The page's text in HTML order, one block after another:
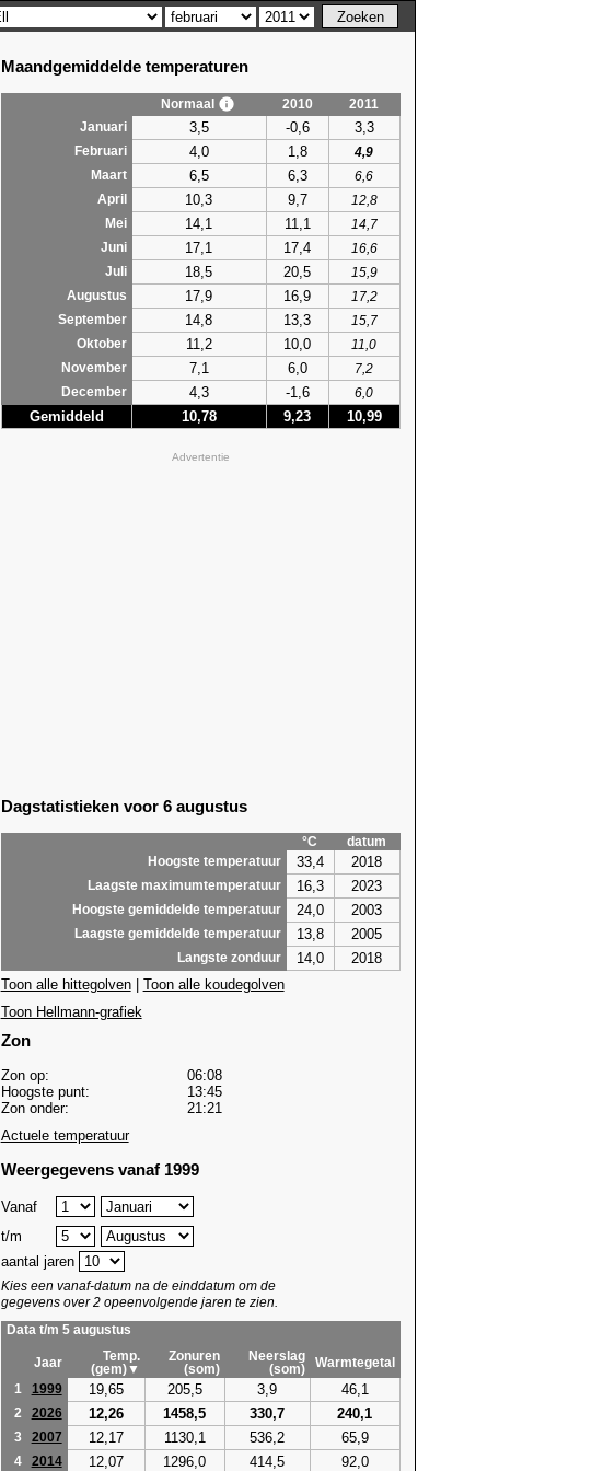
Maandgemiddelde temperaturen
Normaal 2010
2011
Januari
3,5 -0,6 3,3
Februari 4,0 1,8
4,9
Maart
6,5 6,3
6,6
April
10,3 9,7
12,8
Mei
14,1 11,1
14,7
Juni
17,1 17,4
16,6
Juli
18,5 20,5
15,9
Augustus
17,9 16,9
17,2
September
14,8 13,3
15,7
Oktober
11,2 10,0
11,0
November
7,1 6,0
7,2
December
4,3 -1,6 6,0
Gemiddeld 10,78 9,23 10,99
Advertentie
Dagstatistieken voor 6 augustus
°C
datum
Hoogste temperatuur
33,4 2018
Laagste maximumtemperatuur 16,3 2023
Hoogste gemiddelde temperatuur 24,0 2003
Laagste gemiddelde temperatuur 13,8 2005
Langste zonduur 14,0
2018
Toon alle hittegolven| Toon alle koudegolven
Toon Hellmann-grafiek
Zon
Zon op:
06:08
Hoogste punt:
13:45
Zon onder:
21:21
Actuele temperatuur
Weergegevens vanaf 1999
Vanaf
t/m
aantal jaren
Kies een vanaf-datum na de einddatum om de
gegevens over 2 opeenvolgende jaren te zien.
Data t/m 5 augustus
Jaar
Temp.
(gem)▼
Zonuren
(som)
Neerslag
(som)
Warmtegetal
1
1999 19,65 205,5 3,9 46,1
2 2026 12,26 1458,5 330,7 240,1
3 2007 12,17 1130,1 536,2 65,9
4 2014 12,07 1296,0 414,5 92,0